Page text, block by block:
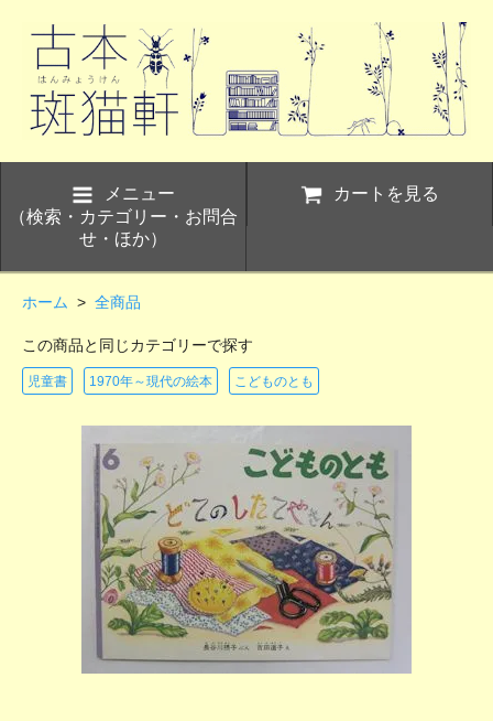
メニュー
（検索・カテゴリー・お問合
せ・ほか）
カートを見る
ホーム > 全商品
この商品と同じカテゴリーで探す
児童書 1970年～現代の絵本 こどものとも